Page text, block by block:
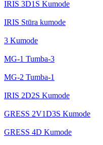
IRIS 3D1S Kumode
IRIS Stūra kumode
3 Kumode
MG-1 Tumba-3
MG-2 Tumba-1
IRIS 2D2S Kumode
GRESS 2V1D3S Kumode
GRESS 4D Kumode